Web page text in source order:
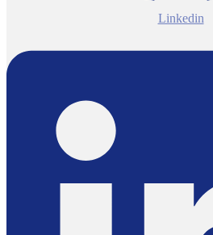
Linkedin